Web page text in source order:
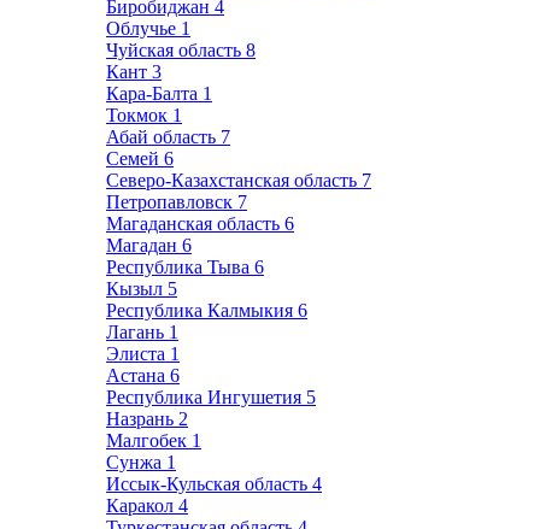
Биробиджан 4
Облучье 1
Чуйская область 8
Кант 3
Кара-Балта 1
Токмок 1
Абай область 7
Семей 6
Северо-Казахстанская область 7
Петропавловск 7
Магаданская область 6
Магадан 6
Республика Тыва 6
Кызыл 5
Республика Калмыкия 6
Лагань 1
Элиста 1
Астана 6
Республика Ингушетия 5
Назрань 2
Малгобек 1
Сунжа 1
Иссык-Кульская область 4
Каракол 4